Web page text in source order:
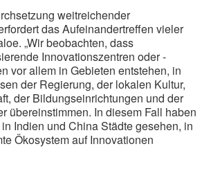
weitreichender
das Aufeinandertreffen vieler
„Wir beobachten, dass
Innovationszentren oder -
vor allem in Gebieten entstehen, in
der Regierung, der lokalen Kultur,
der Bildungseinrichtungen und der
übereinstimmen. In diesem Fall haben
Indien und China Städte gesehen, in
Ökosystem auf Innovationen